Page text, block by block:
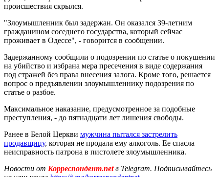
происшествия скрылся.
"Злоумышленник был задержан. Он оказался 39-летним
гражданином соседнего государства, который сейчас
проживает в Одессе", - говорится в сообщении.
Задержанному сообщили о подозрении по статье о покушении
на убийство и избрана мера пресечения в виде содержания
под стражей без права внесения залога. Кроме того, решается
вопрос о предъявлении злоумышленнику подозрения по
статье о разбое.
Максимальное наказание, предусмотренное за подобные
преступления, - до пятнадцати лет лишения свободы.
Ранее в Белой Церкви мужчина пытался застрелить
продавщицу, которая не продала ему алкоголь. Ее спасла
неисправность патрона в пистолете злоумышленника.
Новости от Корреспондент.netв Telegram. Подписывайтесь